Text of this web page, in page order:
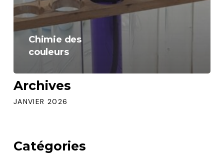
Chimie des
couleurs
Archives
JANVIER 2026
Catégories